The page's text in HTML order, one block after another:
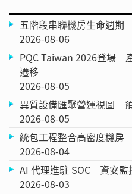
五階段串聯機房生命週
2026-08-06
PQC Taiwan 2026登場
遷移
2026-08-05
異質設備匯聚營運視圖
2026-08-05
統包工程整合高密度機
2026-08-04
AI 代理進駐 SOC 資安監
2026-08-03